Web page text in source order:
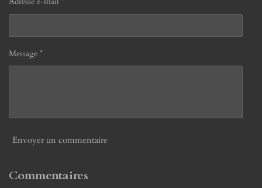
Message *
Envoyer un commentaire
Commentaires